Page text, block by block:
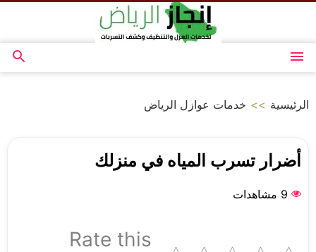
المحتوى
القائمة
بحث
الرئيسية >> خدمات عوازل الرياض
أضرار تسرب المياه في منزلك
9 مشاهدات
Rate this